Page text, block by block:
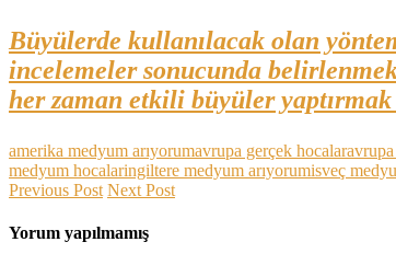
Büyülerde kullanılacak olan
incelemeler sonucunda
her zaman etkili büyüler
amerika medyum arıyorumavrupa gerçek hocalar
medyum hocalaringiltere medyum arıyorumisveç
Previous Post Next Post
Yorum yapılmamış